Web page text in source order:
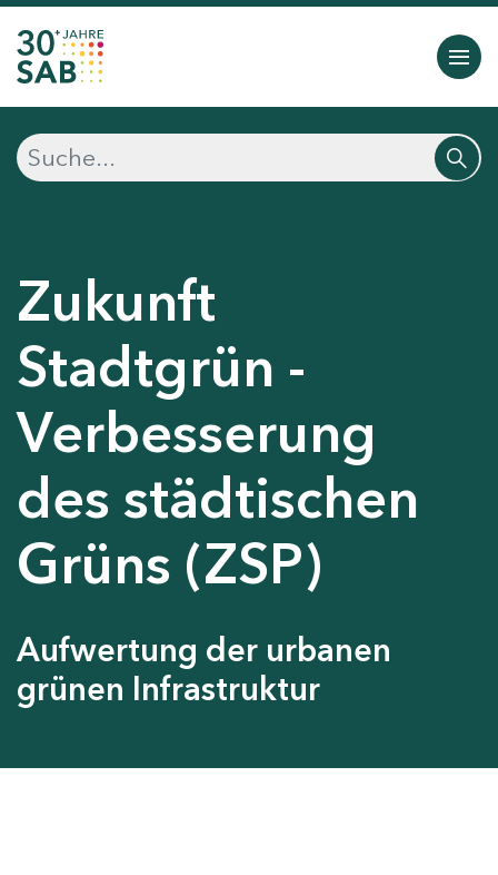
Zukunft
Stadtgrün -
Verbesserung
des städtischen
Grüns (ZSP)
Aufwertung der urbanen
grünen Infrastruktur